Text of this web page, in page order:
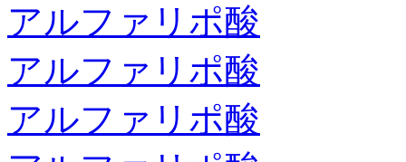
アルファリポ酸
アルファリポ酸
アルファリポ酸